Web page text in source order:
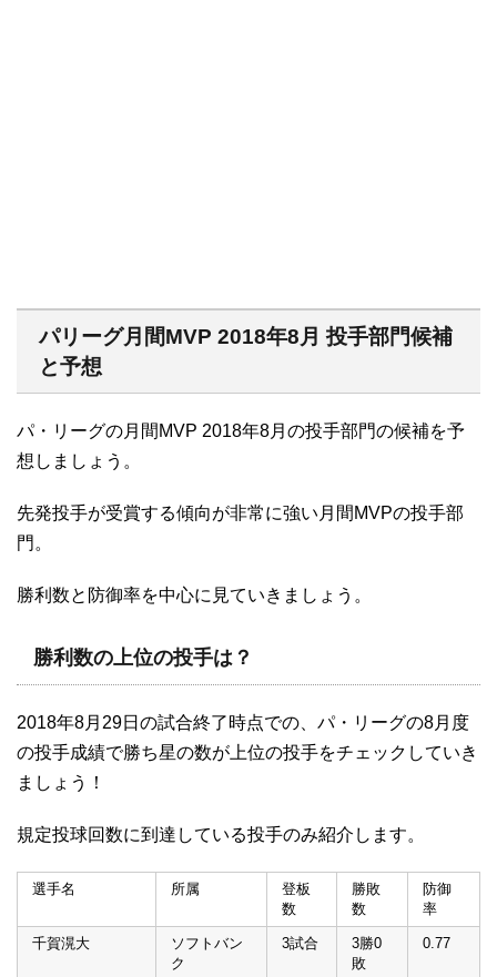
パリーグ月間MVP 2018年8月 投手部門候補
と予想
パ・リーグの月間MVP 2018年8月の投手部門の候補を予
想しましょう。
先発投手が受賞する傾向が非常に強い月間MVPの投手部
門。
勝利数と防御率を中心に見ていきましょう。
勝利数の上位の投手は？
2018年8月29日の試合終了時点での、パ・リーグの8月度
の投手成績で勝ち星の数が上位の投手をチェックしていき
ましょう！
規定投球回数に到達している投手のみ紹介します。
選手名 所属
登板
数
勝敗
数
防御
率
千賀滉大
ソフトバン
ク
3試合
3勝0
敗
0.77